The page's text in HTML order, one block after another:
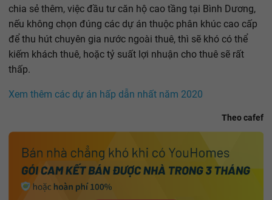
chia sẻ thêm, việc đầu tư căn hộ cao tầng tại Bình Dương,
nếu không chọn đúng các dự án thuộc phân khúc cao cấp
để thu hút chuyên gia nước ngoài thuê, thì sẽ khó có thể
kiếm khách thuê, hoặc tỷ suất lợi nhuận cho thuê sẽ rất
thấp.
Xem thêm các dự án hấp dẫn nhất năm 2020
Theo cafef